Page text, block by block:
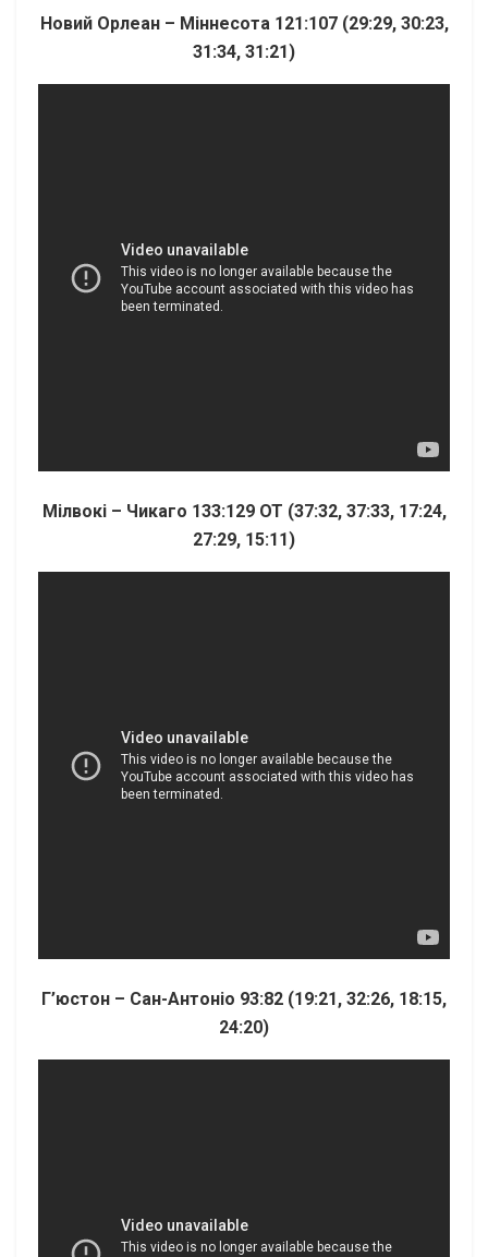
Новий Орлеан – Міннесота 121:107 (29:29, 30:23,
31:34, 31:21)
Мілвокі – Чикаго 133:129 OT (37:32, 37:33, 17:24,
27:29, 15:11)
Г’юстон – Сан-Антоніо 93:82 (19:21, 32:26, 18:15,
24:20)